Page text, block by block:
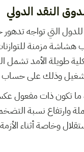
النقد الدولي
التي تواجه تدهور
مزمنة
طويلة الأمد
وذلك على
ما تكون ذات مفعول
وارتفاع نسبة
وخاصة أثناء الأزمة